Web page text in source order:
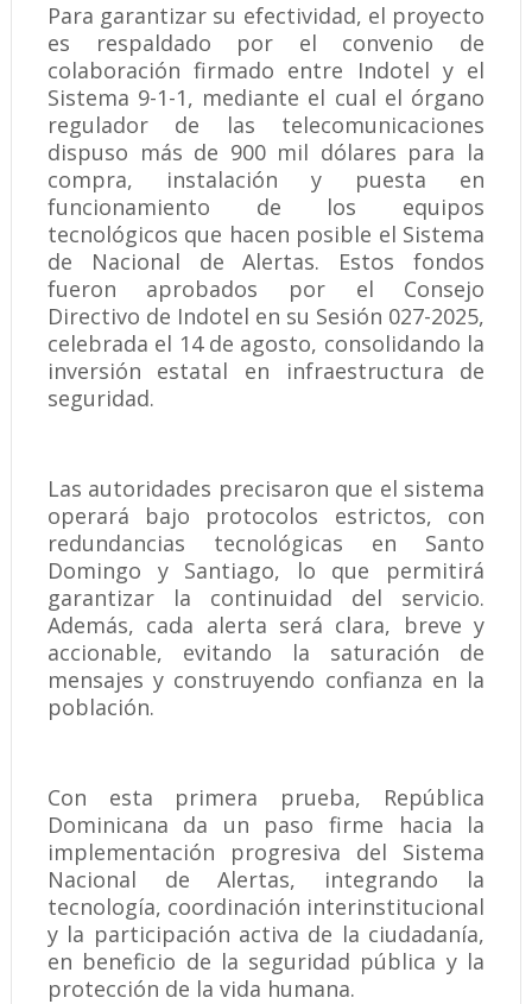
Para garantizar su efectividad, el proyecto
es respaldado por el convenio de
colaboración firmado entre Indotel y el
Sistema 9-1-1, mediante el cual el órgano
regulador de las telecomunicaciones
dispuso más de 900 mil dólares para la
compra, instalación y puesta en
funcionamiento de los equipos
tecnológicos que hacen posible el Sistema
de Nacional de Alertas. Estos fondos
fueron aprobados por el Consejo
Directivo de Indotel en su Sesión 027-2025,
celebrada el 14 de agosto, consolidando la
inversión estatal en infraestructura de
seguridad.
Las autoridades precisaron que el sistema
operará bajo protocolos estrictos, con
redundancias tecnológicas en Santo
Domingo y Santiago, lo que permitirá
garantizar la continuidad del servicio.
Además, cada alerta será clara, breve y
accionable, evitando la saturación de
mensajes y construyendo confianza en la
población.
Con esta primera prueba, República
Dominicana da un paso firme hacia la
implementación progresiva del Sistema
Nacional de Alertas, integrando la
tecnología, coordinación interinstitucional
y la participación activa de la ciudadanía,
en beneficio de la seguridad pública y la
protección de la vida humana.